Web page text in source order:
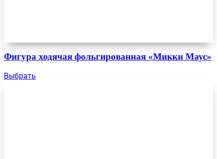
Фигура ходячая фольгированная «Микки Маус»
Выбрать